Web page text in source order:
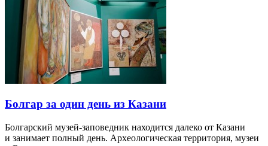
Болгар за один день из Казани
Болгарский музей-заповедник находится далеко от Казани
и занимает полный день. Археологическая территория, музеи